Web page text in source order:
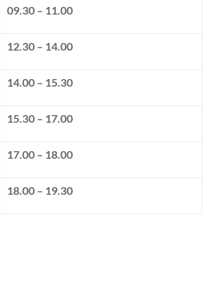
09.30 – 11.00
12.30 – 14.00
14.00 – 15.30
15.30 – 17.00
17.00 – 18.00
18.00 – 19.30